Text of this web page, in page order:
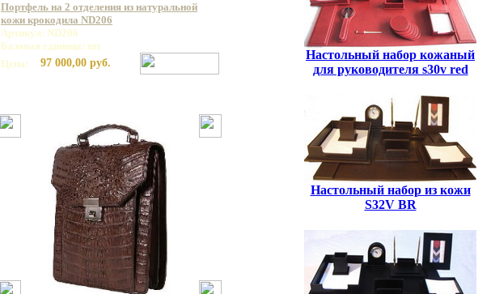
Портфель на 2 отделения из натуральной
кожи крокодила ND206
Артикул: ND206
Базовая единица: шт
Цена:
97 000,00 руб.
Настольный набор кожаный
для руководителя s30v red
Настольный набор из кожи
S32V BR